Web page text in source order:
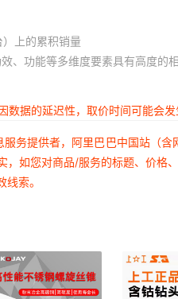
上的累积销量
、功能等多维度要素具有高度
据的延迟性，取价时间可能会
务提供者，阿里巴巴中国站（
如您对商品/服务的标题、价
索。